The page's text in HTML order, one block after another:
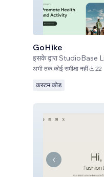
GoHike
इसके द्वाराStudioBase
अभी तक कोई समीक्षा नहीं 22
कस्टम कोड